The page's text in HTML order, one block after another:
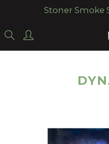
Stoner Smoke